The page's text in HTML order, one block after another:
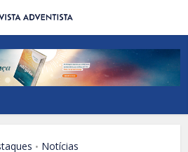
• Notícias